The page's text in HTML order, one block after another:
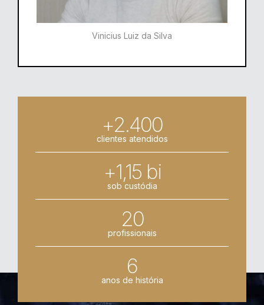
Vinicius Luiz da Silva
+2.400
clientes atendidos
+1,15 bi
sob custódia
20
profissionais
6
anos de história